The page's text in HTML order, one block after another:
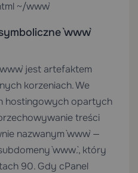
~/www`
`www`
jest artefaktem
korzeniach. We
hostingowych opartych
treści
nazwanym `www` —
`www.`, który
90. Gdy cPanel